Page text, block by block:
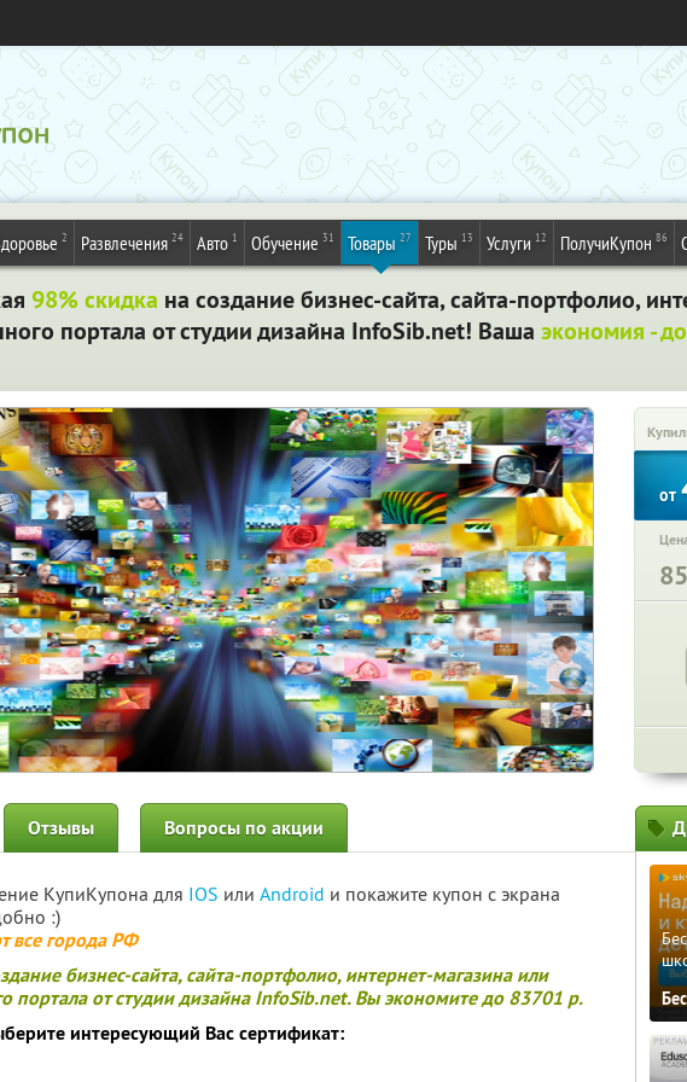
2 Развлечения 24 Авто 1 Обучение 31 Товары 27 Туры 13 Услуги 12 ПолучиКупон 86
98% скидка на создание бизнес-сайта, сайта-портфолио,
портала от студии дизайна InfoSib.net! Ваша экономия -
от
Отзывы Вопросы по акции
КупиКупона для IOS или Android и покажите купон с экрана
:)
все города РФ
бизнес-сайта, сайта-портфолио, интернет-магазина или
портала от студии дизайна InfoSib.net. Вы экономите до 83701 р.
интересующий Вас сертификат: